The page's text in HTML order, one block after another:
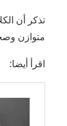
تذكر أن
متوازن
اقرأ أيضا: